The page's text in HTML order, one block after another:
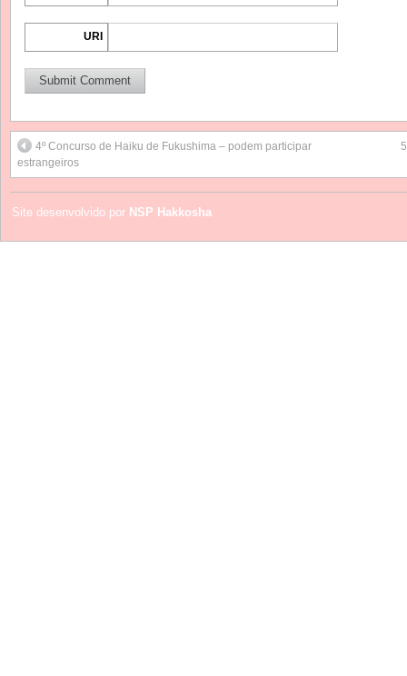
URI
4º Concurso de Haiku de Fukushima – podem participar
estrangeiros
Site desenvolvido por NSP Hakkosha